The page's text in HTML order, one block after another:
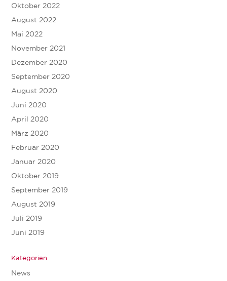
Oktober 2022
August 2022
Mai 2022
November 2021
Dezember 2020
September 2020
August 2020
Juni 2020
April 2020
März 2020
Februar 2020
Januar 2020
Oktober 2019
September 2019
August 2019
Juli 2019
Juni 2019
Kategorien
News